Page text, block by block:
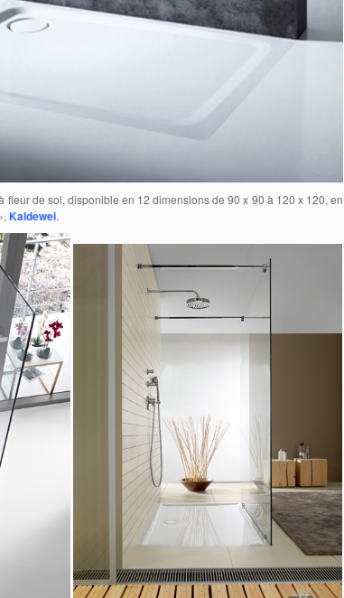
fleur de sol, disponible en 12 dimensions de 90 x 90 à 120 x 120, en
Kaldewei.